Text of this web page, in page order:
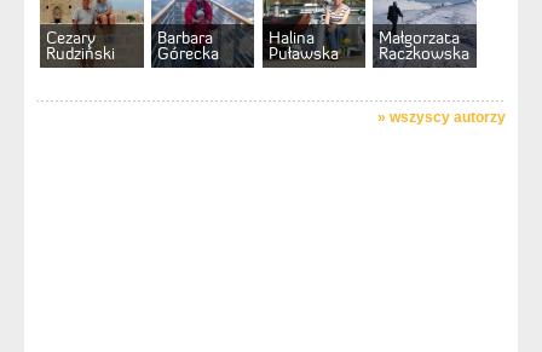
Cezary
Rudziński
Barbara
Górecka
Halina
Puławska
Małgorzata
Raczkowska
» wszyscy autorzy